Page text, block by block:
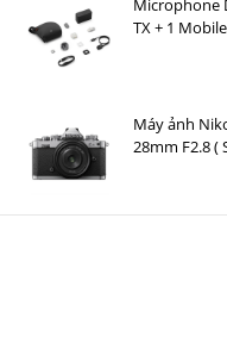
Microphone
TX + 1
Máy ảnh
28mm F2.8 (